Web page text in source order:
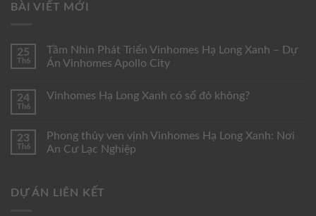
BÀI VIẾT MỚI
25
Th6
Tầm Nhìn Phát Triển Vinhomes Hạ Long Xanh – Dự
Án Vinhomes Apollo City
24
Th6
Vinhomes Hạ Long Xanh có sổ đỏ không?
23
Th6
Phong thủy ven vịnh Vinhomes Hạ Long Xanh: Nơi
An Cư Lạc Nghiệp
DỰ ÁN LIÊN KẾT